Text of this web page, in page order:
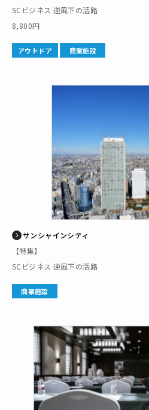
SCビジネス 逆風下の活路
8,800円
アウトドア 商業施設
サンシャインシティ
【特集】
SCビジネス 逆風下の活路
商業施設